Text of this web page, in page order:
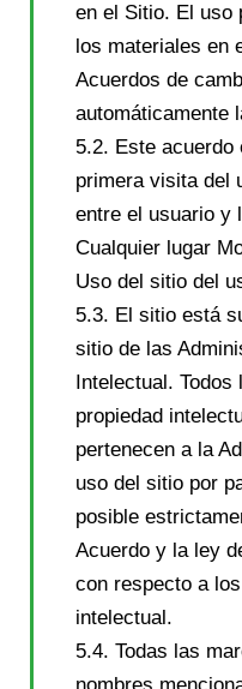
en el Sitio. El uso
los materiales en
Acuerdos de
automáticamente
5.2. Este acuerdo
primera visita del
entre el usuario y
Cualquier lugar
Uso del sitio del
5.3. El sitio está
sitio de las
Intelectual. Todos
propiedad
pertenecen a la
uso del sitio por
posible
Acuerdo y la ley
con respecto a
intelectual.
5.4. Todas las